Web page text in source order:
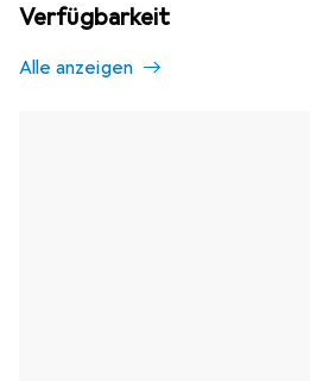
Verfügbarkeit
Alle anzeigen